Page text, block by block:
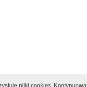
pliki cookies.